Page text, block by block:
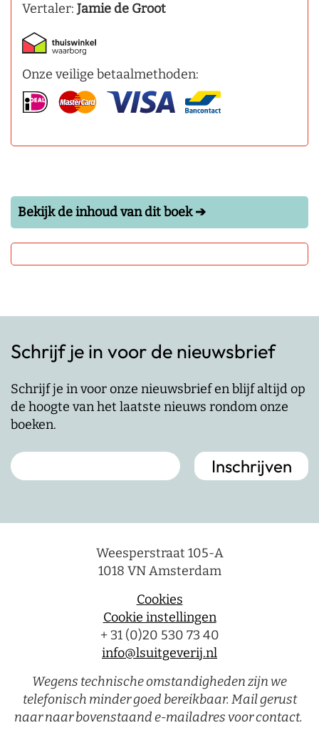
Vertaler: Jamie de Groot
Onze veilige betaalmethoden:
Bekijk de inhoud van dit boek ➔
Schrijf je in voor de nieuwsbrief
Schrijf je in voor onze nieuwsbrief en blijf altijd op
de hoogte van het laatste nieuws rondom onze
boeken.
Weesperstraat 105-A
1018 VN Amsterdam
Cookies
Cookie instellingen
+ 31 (0)20 530 73 40
info@lsuitgeverij.nl
Wegens technische omstandigheden zijn we
telefonisch minder goed bereikbaar. Mail gerust
naar naar bovenstaand e-mailadres voor contact.